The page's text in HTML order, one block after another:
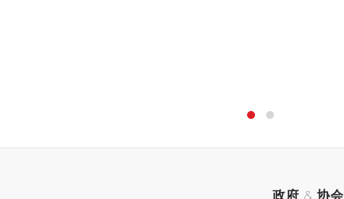
政府 & 协会